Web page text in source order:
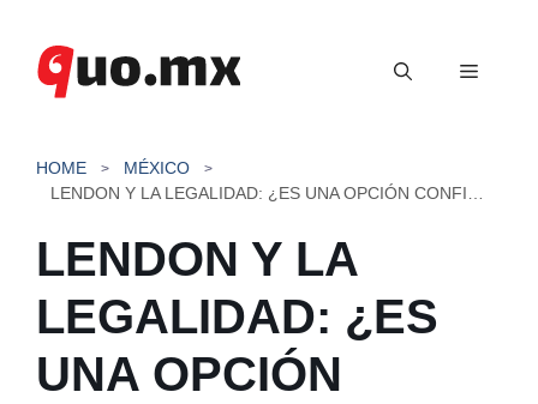
contenido
Menú
HOME
MÉXICO
LENDON Y LA
LEGALIDAD: ¿ES
UNA OPCIÓN